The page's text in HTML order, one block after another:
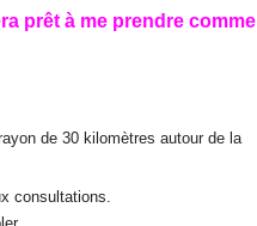
prêt à me prendre comme
de 30 kilomètres autour de la
consultations.